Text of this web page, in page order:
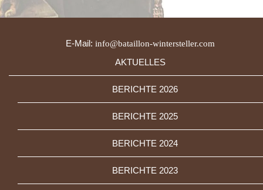
E-Mail: info@bataillon-wintersteller.com
AKTUELLES
BERICHTE 2026
BERICHTE 2025
BERICHTE 2024
BERICHTE 2023